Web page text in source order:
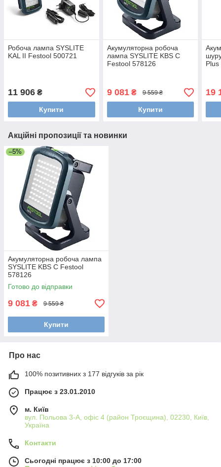
Робоча лампа SYSLITE
KAL II Festool 500721
11 906 ₴
Купити
Акумуляторна робоча
лампа SYSLITE KBS C
Festool 578126
9 081₴ 9 559 ₴
Купити
19
Акційні пропозиції та новинки
–5%
Акумуляторна робоча лампа
SYSLITE KBS C Festool
578126
Готово до відправки
9 081 ₴ 9 559 ₴
Купити
Про нас
100% позитивних з 177 відгуків за рік
Працює з 23.01.2010
м. Київ
вул. Польова 3-А, офіс 4 (район Троєщина), 02230, Київ,
Україна
Контакти
Сьогодні працює з 10:00 до 17:00